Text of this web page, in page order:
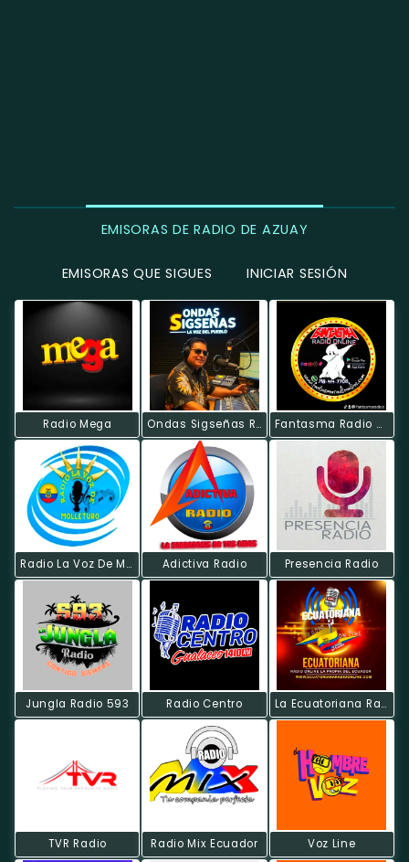
EMISORAS DE RADIO DE AZUAY
EMISORAS QUE SIGUES INICIAR SESIÓN
Radio Mega Ondas Sigseñas Radio Fantasma Radio Online
Radio La Voz De Molleturo Adictiva Radio Presencia Radio
Jungla Radio 593 Radio Centro La Ecuatoriana Radio On Line
TVR Radio Radio Mix Ecuador Voz Line